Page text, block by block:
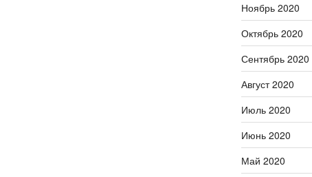
Ноябрь 2020
Октябрь 2020
Сентябрь 2020
Август 2020
Июль 2020
Июнь 2020
Май 2020